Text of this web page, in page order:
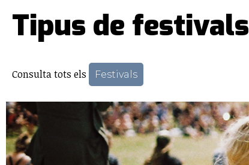
Tipus de festivals
Consulta tots els Festivals